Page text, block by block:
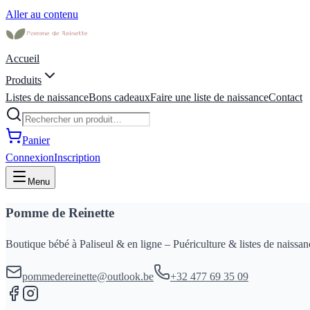
Aller au contenu
Accueil
Produits
Listes de naissanceBons cadeauxFaire une liste de naissanceContact
Panier
ConnexionInscription
Menu
Pomme de Reinette
Boutique bébé à Paliseul & en ligne – Puériculture & listes de
pommedereinette@outlook.be +32 477 69 35 09